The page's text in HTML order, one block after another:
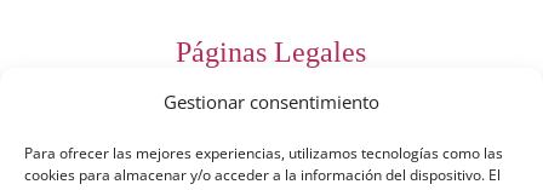
Gestionar consentimiento
Para ofrecer las mejores experiencias, utilizamos tecnologías como las
cookies para almacenar y/o acceder a la información del dispositivo. El
Páginas Legales
Preguntas Frecuentes
Aviso Legal